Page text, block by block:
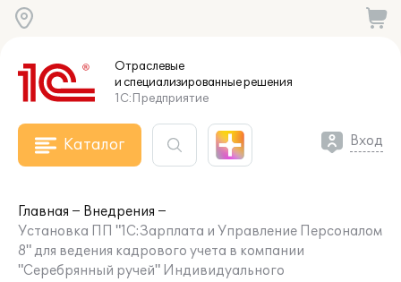
Отраслевые
и специализированныерешения
1С:Предприятие
Каталог Вход
Главная
Внедрения
Установка ПП "1С:Зарплата и Управление Персоналом
8" для ведения кадрового учета в компании
"Серебрянный ручей" Индивидуального